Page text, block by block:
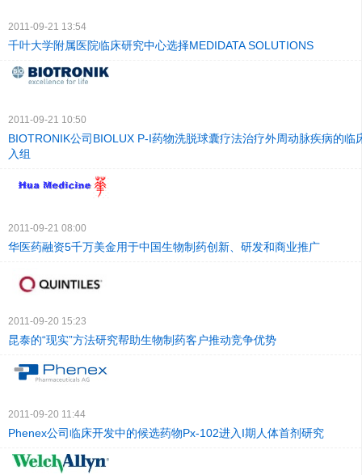
2011-09-21 13:54
千叶大学附属医院临床研究中心选择MEDIDATA SOLUTIONS
2011-09-21 10:50
BIOTRONIK公司BIOLUX P-I药物洗脱球囊疗法治疗外周动脉疾病的临
入组
2011-09-21 08:00
华医药融资5千万美金用于中国生物制药创新、研发和商业推广
2011-09-20 15:23
昆泰的“现实”方法研究帮助生物制药客户推动竞争优势
2011-09-20 11:44
Phenex公司临床开发中的候选药物Px-102进入I期人体首剂研究